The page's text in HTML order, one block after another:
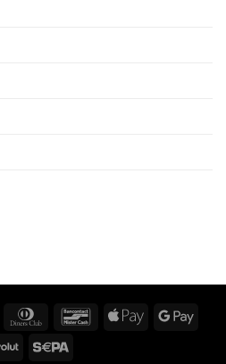
Discover
Dinners
BancontactApple
Revolut